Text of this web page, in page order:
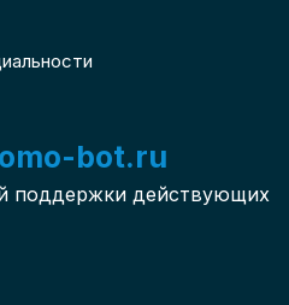
bot.ru
поддержки действующих